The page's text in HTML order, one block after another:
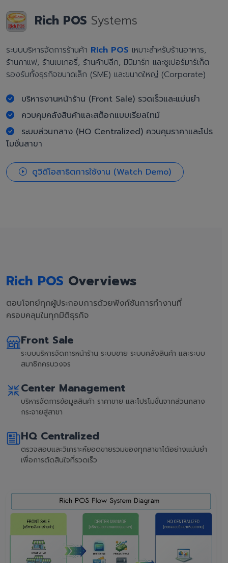
Rich POS Systems
ระบบบริหารจัดการร้านค้า Rich POS เหมาะสำหรับร้านอาหาร,
ร้านกาแฟ, ร้านเบเกอรี่, ร้านค้าปลีก, มินิมาร์ท และซูเปอร์มาร์เก็ต
รองรับทั้งธุรกิจขนาดเล็ก (SME) และขนาดใหญ่ (Corporate)
บริหารงานหน้าร้าน (Front Sale) รวดเร็วและแม่นยำ
ควบคุมคลังสินค้าและสต็อกแบบเรียลไทม์
ระบบส่วนกลาง (HQ Centralized) ควบคุมราคาและโปร
โมชั่นสาขา
ดูวิดีโอสาธิตการใช้งาน (Watch Demo)
Rich POS Overviews
ตอบโจทย์ทุกผู้ประกอบการด้วยฟังก์ชันการทำงานที่
ครอบคลุมในทุกมิติธุรกิจ
Front Sale
ระบบบริหารจัดการหน้าร้าน ระบบขาย ระบบคลังสินค้า และระบบ
สมาชิกครบวงจร
Center Management
บริหารจัดการข้อมูลสินค้า ราคาขาย และโปรโมชั่นจากส่วนกลาง
กระจายสู่สาขา
HQ Centralized
ตรวจสอบและวิเคราะห์ยอดขายรวมของทุกสาขาได้อย่างแม่นยำ
เพื่อการตัดสินใจที่รวดเร็ว